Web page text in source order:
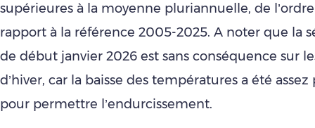
supérieures à la moyenne pluriannuelle, de
rapport à la référence 2005-2025. A noter que la
de début janvier 2026 est sans conséquence sur
d’hiver, car la baisse des températures a été assez
pour permettre l’endurcissement.